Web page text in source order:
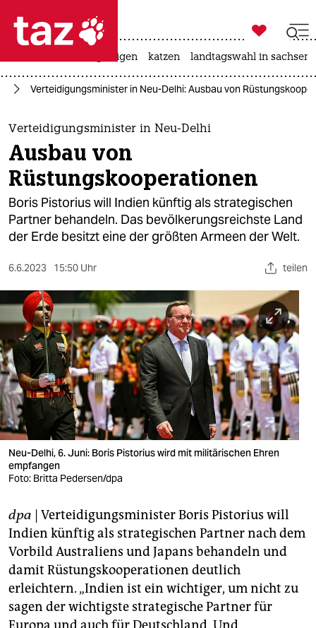
 taz zahl ich
taz zahl ich
themen
politik
öko
gesellschaft
sport
berlin
nord
wahrheit
verlag
verlag
veranstaltungen
fragen & hilfe
unterstützen
abo
genossenschaft

taz zahl ich
bergsteigen katzen landtagswahl in
Verteidigungsminister in Neu-Delhi: Ausbau von
Verteidigungsminister in Neu-Delhi
Ausbau von
Rüstungskooperationen
Boris Pistorius will Indien künftig als strategischen
Partner behandeln. Das bevölkerungsreichste Land
der Erde besitzt eine der größten Armeen der Welt.
6.6.2023 15:50 Uhr teilen
Neu-Delhi, 6. Juni: Boris Pistorius wird mit militärischen Ehren
empfangen
Foto: Britta Pedersen/dpa
dpa | Verteidigungsminister Boris Pistorius will
Indien künftig als strategischen Partner nach dem
Vorbild Australiens und Japans behandeln und
damit Rüstungskooperationen deutlich
erleichtern. „Indien ist ein wichtiger, um nicht zu
sagen der wichtigste strategische Partner für